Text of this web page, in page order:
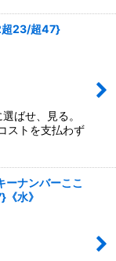
超23/超47}
ばせ、見る。
ストを支払わず
ーナンバーここ
水》